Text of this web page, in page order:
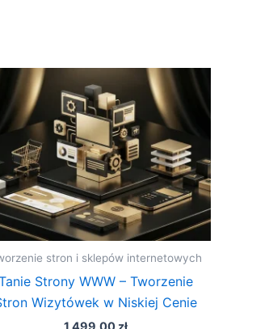
stron i sklepów internetowych
Strony WWW – Tworzenie
Wizytówek w Niskiej Cenie
1 499,00 zł